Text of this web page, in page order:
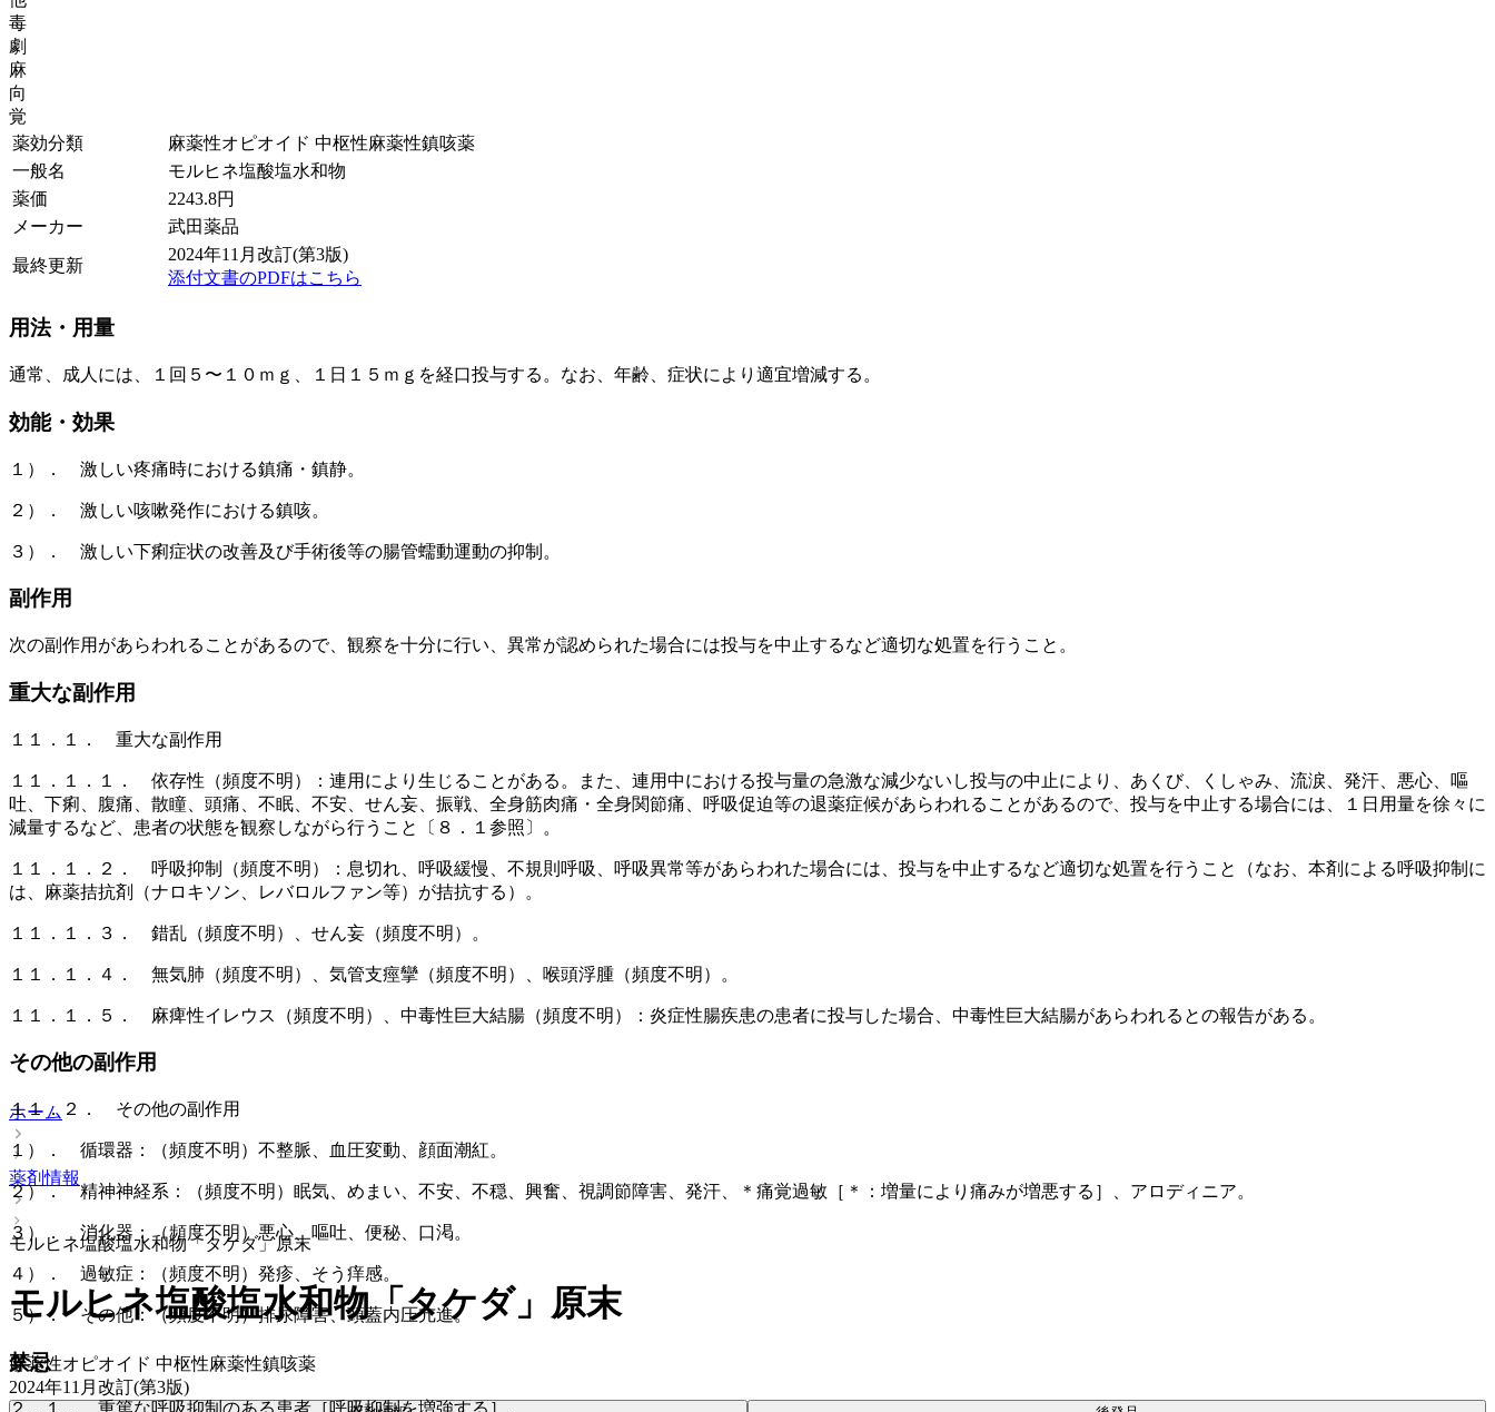
毒
劇
麻
向
覚
薬効分類
麻薬性オピオイド 中枢性麻薬性鎮咳薬
一般名
モルヒネ塩酸塩水和物
薬価
2243.8円
メーカー
武田薬品
最終更新
2024年11月改訂(第3版)
添付文書のPDFはこちら
用法・用量
通常、成人には、１回５〜１０ｍｇ、１日１５ｍｇを経口投与する。なお、年齢、症状により適宜増減する。
効能・効果
１）． 激しい疼痛時における鎮痛・鎮静。
２）． 激しい咳嗽発作における鎮咳。
３）． 激しい下痢症状の改善及び手術後等の腸管蠕動運動の抑制。
副作用
次の副作用があらわれることがあるので、観察を十分に行い、異常が認められた場合には投与を中止するなど適切な処置を行うこと。
重大な副作用
１１．１． 重大な副作用
１１．１．１． 依存性（頻度不明）：連用により生じることがある。また、連用中における投与量の急激な減少ないし投与の中止により、あくび、くしゃみ、流涙、発汗、悪心、嘔
吐、下痢、腹痛、散瞳、頭痛、不眠、不安、せん妄、振戦、全身筋肉痛・全身関節痛、呼吸促迫等の退薬症候があらわれることがあるので、投与を中止する場合には、１日用量を徐々に
減量するなど、患者の状態を観察しながら行うこと〔８．１参照〕。
１１．１．２． 呼吸抑制（頻度不明）：息切れ、呼吸緩慢、不規則呼吸、呼吸異常等があらわれた場合には、投与を中止するなど適切な処置を行うこと（なお、本剤による呼吸抑制に
は、麻薬拮抗剤（ナロキソン、レバロルファン等）が拮抗する）。
１１．１．３． 錯乱（頻度不明）、せん妄（頻度不明）。
１１．１．４． 無気肺（頻度不明）、気管支痙攣（頻度不明）、喉頭浮腫（頻度不明）。
１１．１．５． 麻痺性イレウス（頻度不明）、中毒性巨大結腸（頻度不明）：炎症性腸疾患の患者に投与した場合、中毒性巨大結腸があらわれるとの報告がある。
その他の副作用
１１．２． その他の副作用
１）． 循環器：（頻度不明）不整脈、血圧変動、顔面潮紅。
２）． 精神神経系：（頻度不明）眠気、めまい、不安、不穏、興奮、視調節障害、発汗、＊痛覚過敏［＊：増量により痛みが増悪する］、アロディニア。
３）． 消化器：（頻度不明）悪心、嘔吐、便秘、口渇。
４）． 過敏症：（頻度不明）発疹、そう痒感。
５）． その他：（頻度不明）排尿障害、頭蓋内圧亢進。
禁忌
ホーム
薬剤情報
モルヒネ塩酸塩水和物「タケダ」原末
モルヒネ塩酸塩水和物「タケダ」原末
麻薬性オピオイド 中枢性麻薬性鎮咳薬
2024年11月改訂(第3版)